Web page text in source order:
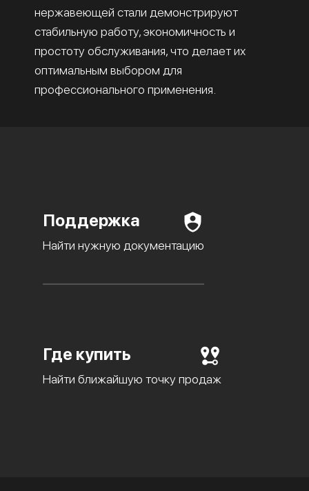
нержавеющей стали демонстрируют
стабильную работу, экономичность и
простоту обслуживания, что делает их
оптимальным выбором для
профессионального применения.
Поддержка
Найти нужную документацию
Где купить
Найти ближайшую точку продаж